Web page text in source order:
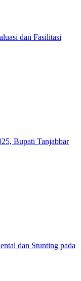
dan Fasilitasi
Bupati Tanjabbar
dan Stunting pada